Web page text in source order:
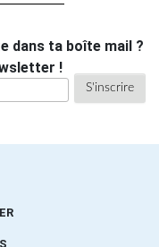
dans ta boîte mail ?
!